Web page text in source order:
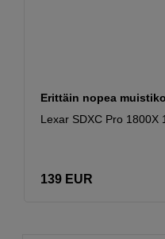
Erittäin nopea
Lexar SDXC Pro 1800X
139 EUR